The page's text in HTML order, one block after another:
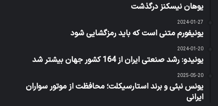
یوهان نیسکنز درگذشت
2024-01-27
یونیفورم متنی است که باید رمزگشایی شود
2024-01-20
یونیدو: رشد صنعتی ایران از 164 کشور جهان بیشتر شد
2025-05-20
یونس نبئی و برند استارسیکلت؛ محافظت از موتور سواران
ایرانی